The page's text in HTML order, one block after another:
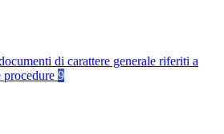
di carattere generale riferiti a
procedure 9